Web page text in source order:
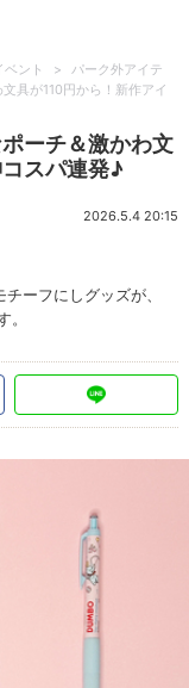
ント >
パーク外アイテ
具が110円から！新作アイ
ーチ＆激かわ文
スパ連発♪
2026.5.4 20:15
ーフにしグッズが、